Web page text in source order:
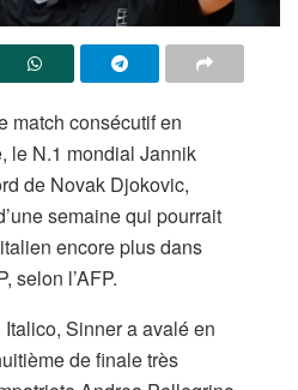
match consécutif en
le N.1 mondial Jannik
de Novak Djokovic,
semaine qui pourrait
encore plus dans
selon l’AFP.
Sinner a avalé en
de finale très